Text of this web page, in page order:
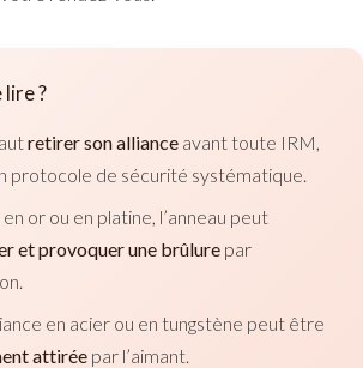
lire ?
retirer son alliance avant toute IRM,
protocole de sécurité systématique.
or ou en platine, l’anneau peut
et provoquer une brûlure par
en acier ou en tungstène peut être
attirée par l’aimant.